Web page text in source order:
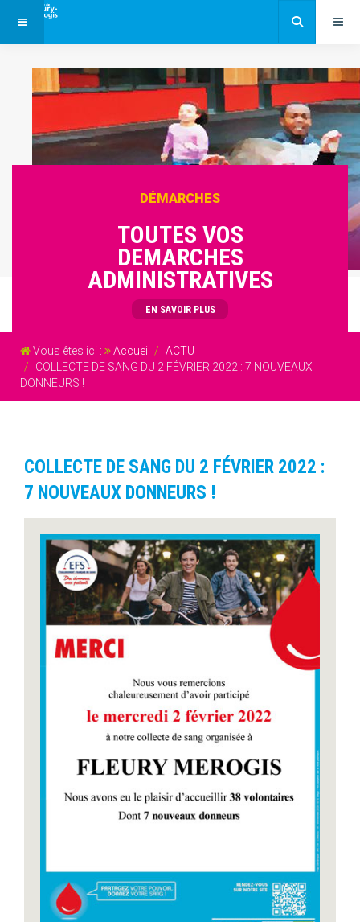
DÉMARCHES
TOUTES VOS
DEMARCHES
ADMINISTRATIVES
EN SAVOIR PLUS
Vous êtes ici : Accueil
ACTU
COLLECTE DE SANG DU 2 FÉVRIER 2022 : 7 NOUVEAUX
DONNEURS !
COLLECTE DE SANG DU 2 FÉVRIER 2022 :
7 NOUVEAUX DONNEURS !